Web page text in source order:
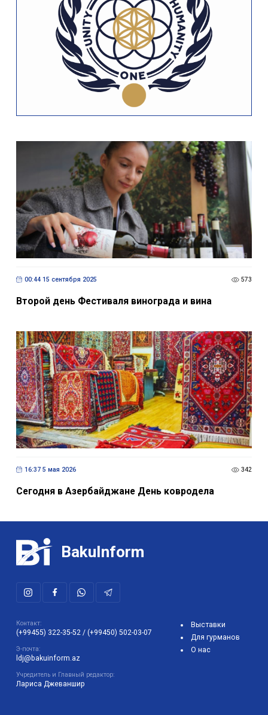
00:44 15 сентября 2025 573
Второй день Фестиваля винограда и вина
16:37 5 мая 2026 342
Сегодня в Азербайджане День ковродела
BakuInform
Контакт:
(+99455) 322-35-52 / (+99450) 502-03-07
Э-почта:
ldj@bakuinform.az
Учредитель и Главный редактор:
Лариса Джеваншир
Выставки
Для гурманов
О нас